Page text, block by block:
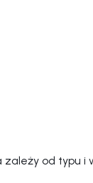
od typu i